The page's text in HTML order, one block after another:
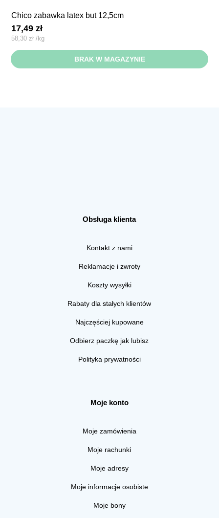
chico zabawka latex but 12,5cm
17,49zł
58,30zł /kg
BRAK W MAGAZYNIE
Obsługa klienta
Kontakt z nami
Reklamacje i zwroty
Koszty wysyłki
Rabaty dla stałych klientów
Najczęściej kupowane
Odbierz paczkę jak lubisz
Polityka prywatności
Moje konto
Moje zamówienia
Moje rachunki
Moje adresy
Moje informacje osobiste
Moje bony